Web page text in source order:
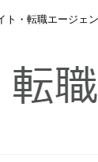
ト・転職エージェ